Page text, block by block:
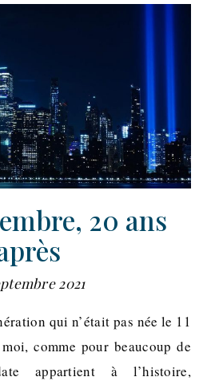
20 ans
2021
comme pour beaucoup de
appartient à l’histoire,